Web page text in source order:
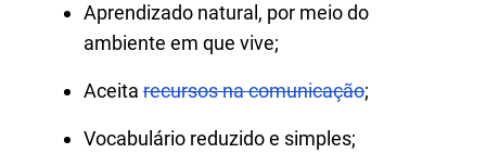
Aprendizado natural, por meio do
ambiente em que vive;
Aceita recursos na comunicação;
Vocabulário reduzido e simples;